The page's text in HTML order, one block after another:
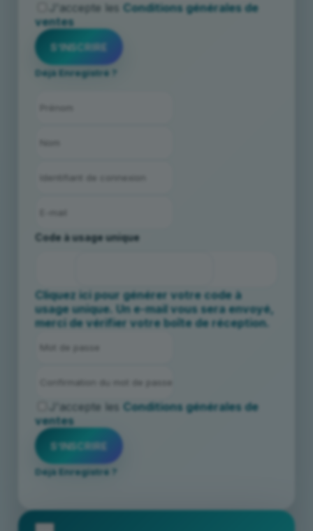
J'accepte les Conditions générales de
ventes
Déjà Enregistré ?
Code à usage unique
Cliquez ici pour générer votre code à
usage unique. Un e-mail vous sera envoyé,
merci de vérifier votre boîte de réception.
J'accepte les Conditions générales de
ventes
Déjà Enregistré ?